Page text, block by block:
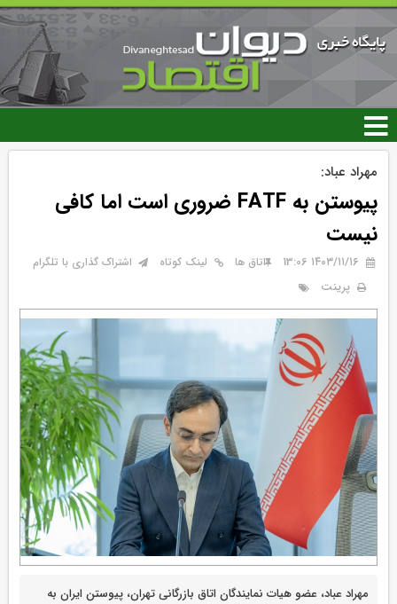
رفتن
محتوای
اصلی
مهراد عباد:
پيوستن به FATF ضروری است اما كافی
نيست
۱۴۰۳/۱۱/۱۶ 13:06 اتاق ها لینک کوتاه اشتراک گذاری با تلگرام
پرینت
مهراد عباد، عضو هیات نمایندگان اتاق بازرگانی تهران، پیوستن ایران به